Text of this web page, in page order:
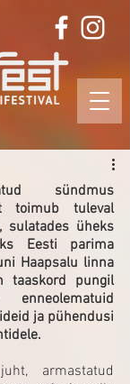
sündmus
toimub tuleval
sulatades üheks
Eesti parima
Haapsalu linna
taaskord pungil
ja pühendusi
armastatud